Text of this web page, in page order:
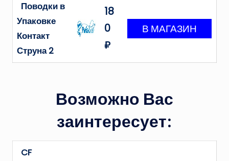
Поводки в
Упаковке
Контакт
Струна 2
18
0
₽
Возможно Вас
заинтересует:
CF